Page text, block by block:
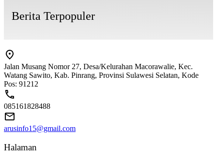
Berita Terpopuler
Jalan Musang Nomor 27, Desa/Kelurahan Macorawalie, Kec.
Watang Sawito, Kab. Pinrang, Provinsi Sulawesi Selatan, Kode
Pos: 91212
085161828488
arusinfo15@gmail.com
Halaman